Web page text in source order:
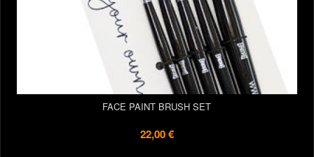
FACE PAINT BRUSH SET
22,00 €